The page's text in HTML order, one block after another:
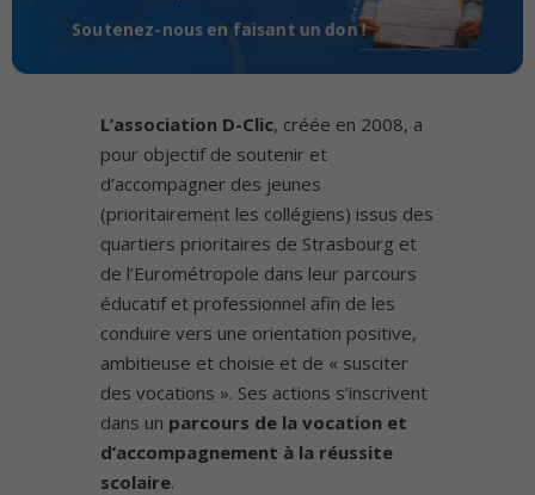
L’association D-Clic, créée en 2008, a
pour objectif de soutenir et
d’accompagner des jeunes
(prioritairement les collégiens) issus des
quartiers prioritaires de Strasbourg et
de l’Eurométropole dans leur parcours
éducatif et professionnel afin de les
conduire vers une orientation positive,
ambitieuse et choisie et de « susciter
des vocations ». Ses actions s’inscrivent
dans un parcours de la vocation et
d’accompagnement à la réussite
scolaire.